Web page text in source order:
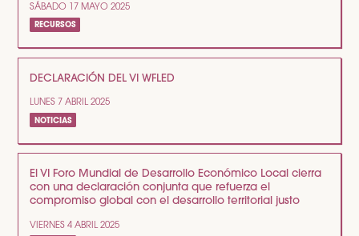
SÁBADO 17 MAYO 2025
RECURSOS
DECLARACIÓN DEL VI WFLED
LUNES 7 ABRIL 2025
NOTICIAS
El VI Foro Mundial de Desarrollo Económico Local cierra
con una declaración conjunta que refuerza el
compromiso global con el desarrollo territorial justo
VIERNES 4 ABRIL 2025